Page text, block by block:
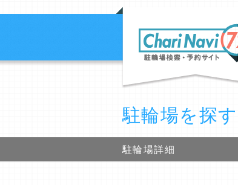
駐輪場を探す
駐輪場詳細